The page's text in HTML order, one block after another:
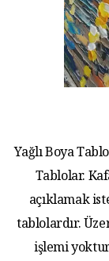
Yağlı Boya
Tablolar.
açıklamak
tablolardır.
işlemi